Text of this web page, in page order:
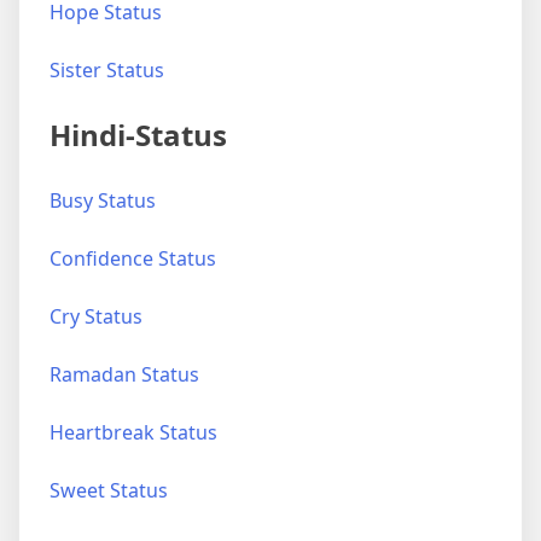
Hope Status
Sister Status
Hindi-Status
Busy Status
Confidence Status
Cry Status
Ramadan Status
Heartbreak Status
Sweet Status